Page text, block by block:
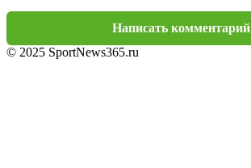
Написать комментарий
© 2025 SportNews365.ru